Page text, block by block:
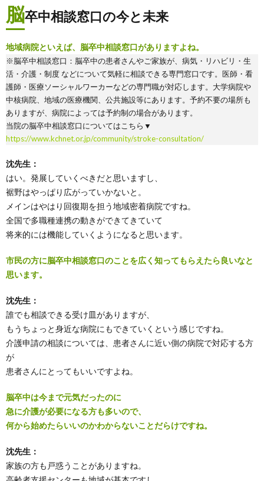
脳卒中相談窓口の今と未来
地域病院といえば、脳卒中相談窓口がありますよね。
※脳卒中相談窓口：脳卒中の患者さんやご家族が、病気・リハビリ・生
活・介護・制度 などについて気軽に相談できる専門窓口です。医師・看
護師・医療ソーシャルワーカーなどの専門職が対応します。大学病院や
中核病院、地域の医療機関、公共施設等にあります。予約不要の場所も
ありますが、病院によっては予約制の場合があります。
当院の脳卒中相談窓口についてはこちら▼
https://www.kchnet.or.jp/community/stroke-consultation/
沈先生：
はい。発展していくべきだと思いますし、
裾野はやっぱり広がっていかないと。
メインはやはり回復期を担う地域密着病院ですね。
全国で多職種連携の動きができてきていて
将来的には機能していくようになると思います。
市民の方に脳卒中相談窓口のことを広く知ってもらえたら良いなと
思います。
沈先生：
誰でも相談できる受け皿がありますが、
もうちょっと身近な病院にもできていくという感じですね。
介護申請の相談については、患者さんに近い側の病院で対応する方
が
患者さんにとってもいいですよね。
脳卒中は今まで元気だったのに
急に介護が必要になる方も多いので、
何から始めたらいいのかわからないことだらけですね。
沈先生：
家族の方も戸惑うことがありますね。